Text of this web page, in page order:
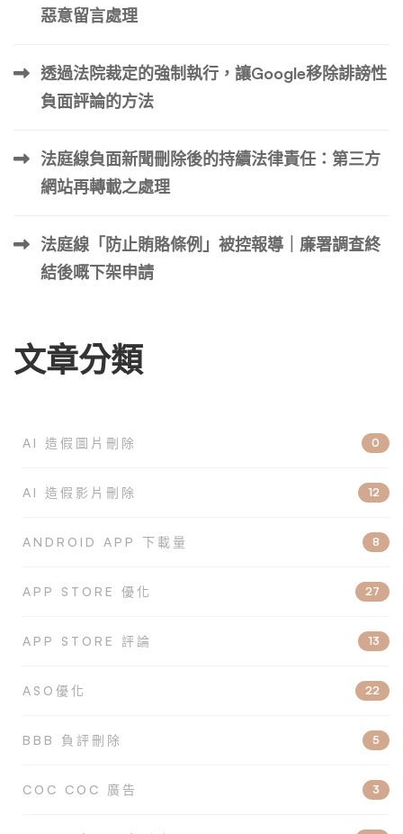
惡意留言處理
透過法院裁定的強制執行，讓Google移除誹謗性
負面評論的方法
法庭線負面新聞刪除後的持續法律責任：第三方
網站再轉載之處理
法庭線「防止賄賂條例」被控報導｜廉署調查終
結後嘅下架申請
文章分類
AI 造假圖片刪除 0
AI 造假影片刪除 12
ANDROID APP 下載量 8
APP STORE 優化 27
APP STORE 評論 13
ASO優化 22
BBB 負評刪除 5
COC COC 廣告 3